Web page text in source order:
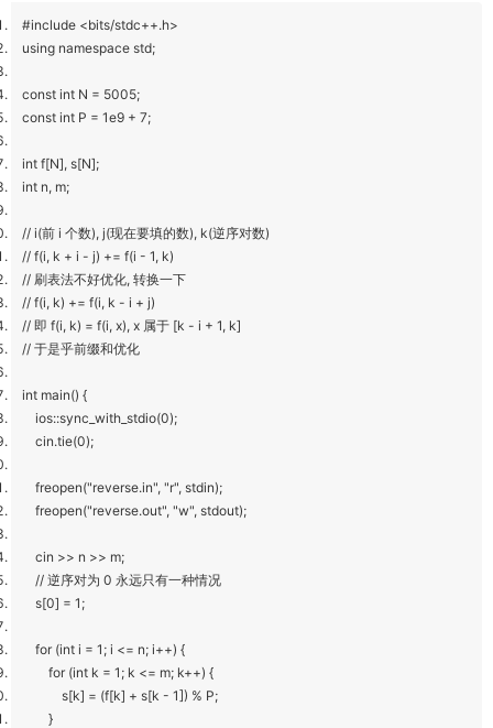
#include <bits/stdc++.h>
using namespace std;
const int N = 5005;
const int P = 1e9 + 7;
int f[N], s[N];
int n, m;
// i(前 i 个数), j(现在要填的数), k(逆序对数)
// f(i, k + i - j) += f(i - 1, k)
// 刷表法不好优化, 转换一下
// f(i, k) += f(i, k - i + j)
// 即 f(i, k) = f(i, x), x 属于 [k - i + 1, k]
// 于是乎前缀和优化
int main() {
ios::sync_with_stdio(0);
cin.tie(0);
freopen("reverse.in", "r", stdin);
freopen("reverse.out", "w", stdout);
cin >> n >> m;
// 逆序对为 0 永远只有一种情况
s[0] = 1;
for (int i = 1; i <= n; i++) {
for (int k = 1; k <= m; k++) {
s[k] = (f[k] + s[k - 1]) % P;
}